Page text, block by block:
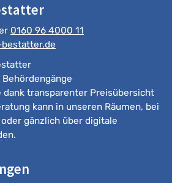
0160 96 4000 11
dank transparenter Preisübersicht
kann in unseren Räumen, bei
gänzlich über digitale